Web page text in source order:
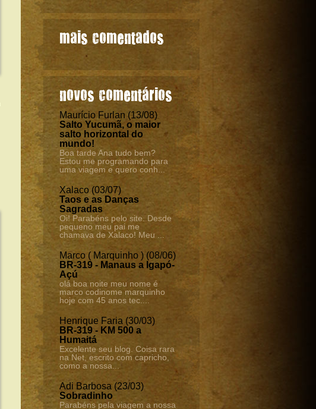
mais comentados
novos comentários
Maurício Furlan (13/08)
Salto Yucumã, o maior
salto horizontal do
mundo!
Boa tarde Ana tudo bem?
Estou me programando para
uma viagem e quero conh...
Xalaco (03/07)
Taos e as Danças
Sagradas
Oi! Parabéns pelo site. Desde
pequeno meu pai me
chamava de Xalaco! Meu ...
Marco ( Marquinho ) (08/06)
BR-319 - Manaus a Igapó-
Açú
olá boa noite meu nome é
marco codinome marquinho
hoje com 45 anos tec....
Henrique Faria (30/03)
BR-319 - KM 500 a
Humaitá
Excelente seu blog. Coisa rara
na Net, escrito com capricho,
como a nossa...
Adi Barbosa (23/03)
Sobradinho
Parabéns pela viagem a nossa